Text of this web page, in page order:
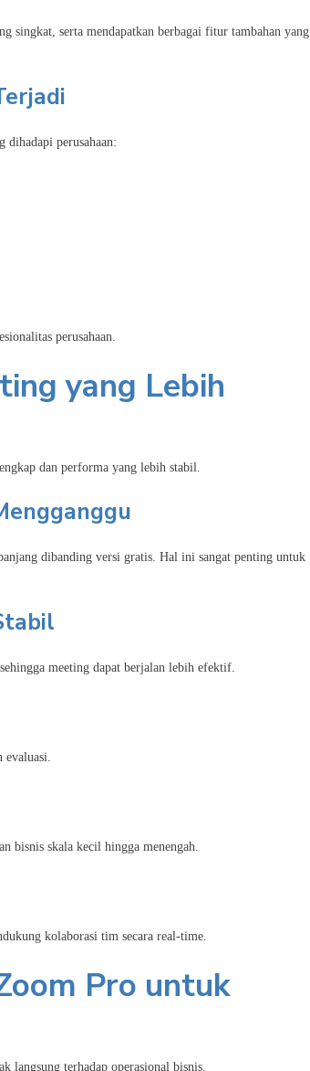
singkat, serta mendapatkan berbagai fitur tambahan yang
dihadapi perusahaan:
perusahaan.
yang Lebih
dan performa yang lebih stabil.
dibanding versi gratis. Hal ini sangat penting untuk
meeting dapat berjalan lebih efektif.
evaluasi.
bisnis skala kecil hingga menengah.
kolaborasi tim secara real-time.
Pro untuk
langsung terhadap operasional bisnis.